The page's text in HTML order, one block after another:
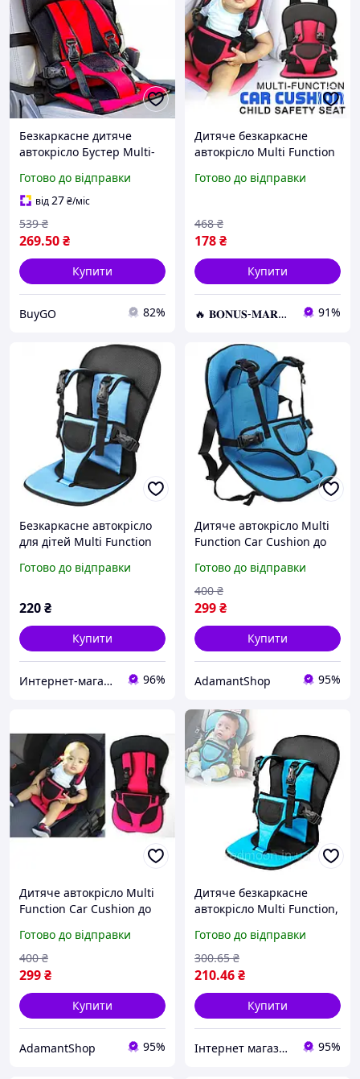
Безкаркасне дитяче
автокрісло Бустер Multi-
дітей 9 місяців до 4 років
з 5-точковим кріпленням
Готово до відправки
від27₴/міс
269.50₴
539 ₴
Купити
BuyGO 82%
Дитяче безкаркасне
автокрісло Multi Function
Крісло автомобільне
Готово до відправки
178₴
468 ₴
Купити
🔥 𝐁𝐎𝐍𝐔𝐒-𝐌𝐀𝐑𝐊𝐄𝐓 🔥 – Трендові товари по найкращім цінам 91%
Безкаркасне автокрісло
для дітей Multi Function
Готово до відправки
220₴
Купити
Интернет-магазин Каморка 96%
Дитяче автокрісло Multi
Function Car Cushion до
синій
Готово до відправки
299₴
400 ₴
Купити
AdamantShop 95%
Дитяче автокрісло Multi
Function Car Cushion до
червоний
Готово до відправки
299₴
400 ₴
Купити
AdamantShop 95%
Дитяче безкаркасне
автокрісло Multi Function,
Готово до відправки
210.46₴
300.65 ₴
Купити
Інтернет магазин Сенс 95%